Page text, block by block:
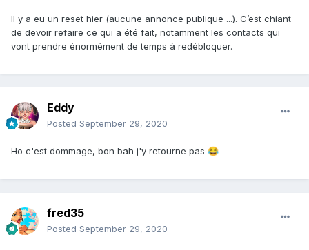
Il y a eu un reset hier (aucune annonce publique ...). C’est chiant
de devoir refaire ce qui a été fait, notamment les contacts qui
vont prendre énormément de temps à redébloquer.
Eddy
Posted September 29, 2020
Ho c'est dommage, bon bah j'y retourne pas 😂
fred35
Posted September 29, 2020